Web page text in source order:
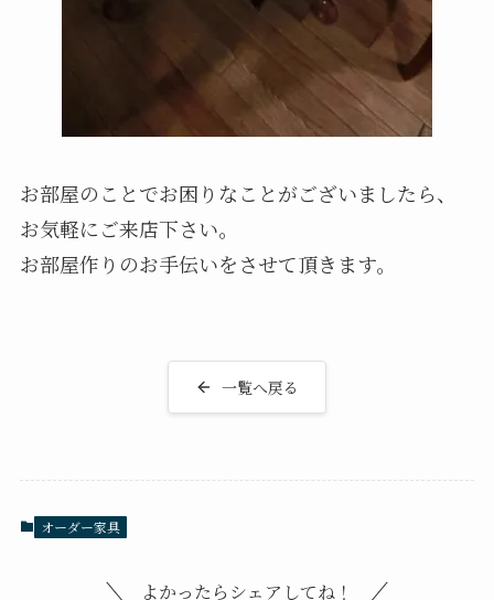
お部屋のことでお困りなことがございましたら、
お気軽にご来店下さい。
お部屋作りのお手伝いをさせて頂きます。
一覧へ戻る
オーダー家具
よかったらシェアしてね！